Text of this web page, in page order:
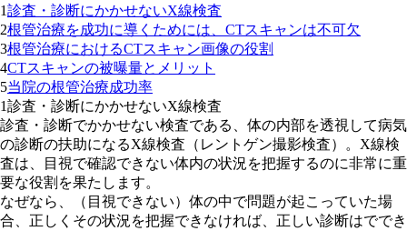
1診査・診断にかかせないX線検査
2根管治療を成功に導くためには、CTスキャンは不可欠
3根管治療におけるCTスキャン画像の役割
4CTスキャンの被曝量とメリット
5当院の根管治療成功率
1診査・診断にかかせないX線検査
診査・診断でかかせない検査である、体の内部を透視して病気
の診断の扶助になるX線検査（レントゲン撮影検査）。X線検
査は、目視で確認できない体内の状況を把握するのに非常に重
要な役割を果たします。
なぜなら、（目視できない）体の中で問題が起こっていた場
合、正しくその状況を把握できなければ、正しい診断はででき